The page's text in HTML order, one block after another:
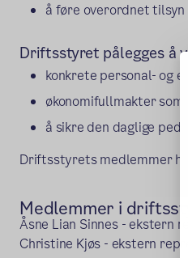
å føre overordnet
Driftsstyret pålegges å
konkrete personal- og
økonomifullmakter
å sikre den daglige
Driftsstyrets medlemmer
Medlemmer i
Åsne Lian Sinnes - ekstern
Christine Kjøs - ekstern